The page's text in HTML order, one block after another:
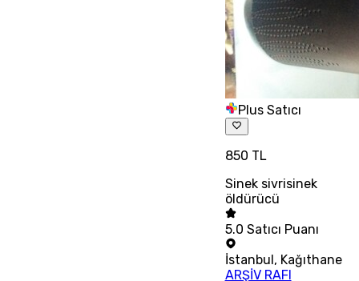
Plus Satıcı
850 TL
Sinek sivrisinek
öldürücü
5.0 Satıcı Puanı
İstanbul, Kağıthane
ARŞİV RAFI